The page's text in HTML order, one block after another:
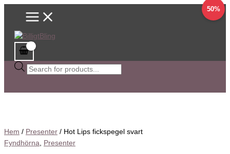
HoppaMain
Sök
efter
Hem / Presenter / Hot Lips fickspegel svart
Fyndhörna
Presenter
Det
ursprungliga
var:
49,00 kr.
Det
Hot
svart
mängd
50%
Det
Det